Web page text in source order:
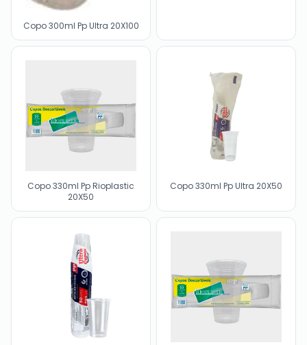
Copo 300ml Pp Ultra 20X100
Copo 330ml Pp Rioplastic
20X50
Copo 330ml Pp Ultra 20X50